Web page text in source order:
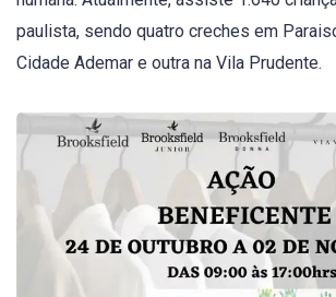
paulista, sendo quatro creches em
Cidade Ademar e outra na Vila Prudente.